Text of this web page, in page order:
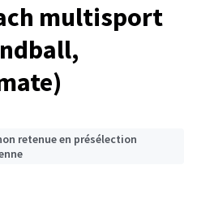
multisport
retenue en présélection